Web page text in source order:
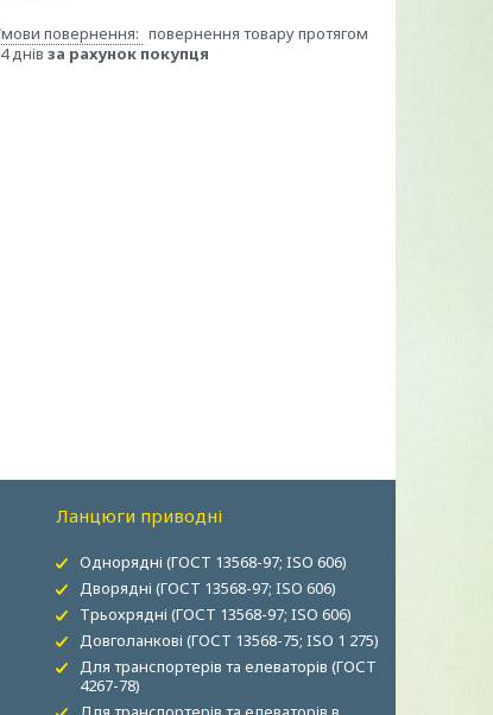
повернення товару протягом
днів за рахунок покупця
Ланцюги приводні
Однорядні (ГОСТ 13568-97; ISO 606)
Дворядні (ГОСТ 13568-97; ISO 606)
Трьохрядні (ГОСТ 13568-97; ISO 606)
Довголанкові (ГОСТ 13568-75; ISO 1 275)
Для транспортерів та елеваторів (ГОСТ
4267-78)